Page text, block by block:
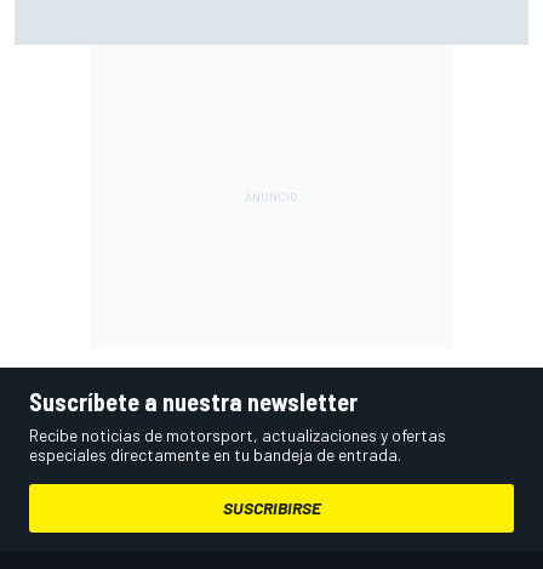
Suscríbete a nuestra newsletter
Recibe noticias de motorsport, actualizaciones y ofertas
especiales directamente en tu bandeja de entrada.
SUSCRIBIRSE